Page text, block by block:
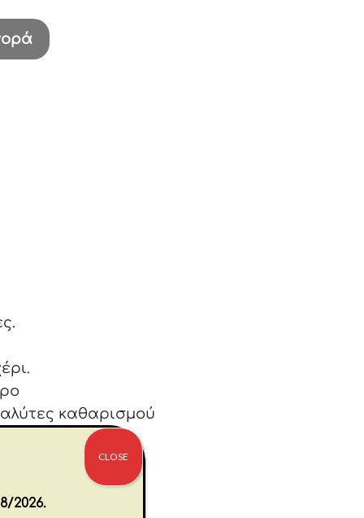
καθαρισμού
ενήλικες
Η χρυσή
2026.
CLOSE